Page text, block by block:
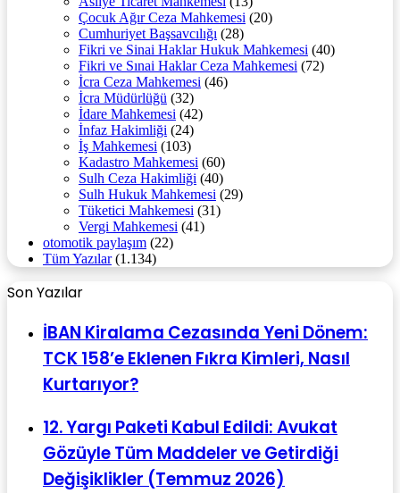
Çocuk Ağır Ceza Mahkemesi (20)
Cumhuriyet Başsavcılığı (28)
Fikri ve Sinai Haklar Hukuk Mahkemesi (40)
Fikri ve Sınai Haklar Ceza Mahkemesi (72)
İcra Ceza Mahkemesi (46)
İcra Müdürlüğü (32)
İdare Mahkemesi (42)
İnfaz Hakimliği (24)
İş Mahkemesi (103)
Kadastro Mahkemesi (60)
Sulh Ceza Hakimliği (40)
Sulh Hukuk Mahkemesi (29)
Tüketici Mahkemesi (31)
Vergi Mahkemesi (41)
otomotik paylaşım (22)
Tüm Yazılar(1.134)
Son Yazılar
İBAN Kiralama Cezasında Yeni Dönem:
TCK 158’e Eklenen Fıkra Kimleri, Nasıl
Kurtarıyor?
12. Yargı Paketi Kabul Edildi: Avukat
Gözüyle Tüm Maddeler ve Getirdiği
Değişiklikler (Temmuz 2026)